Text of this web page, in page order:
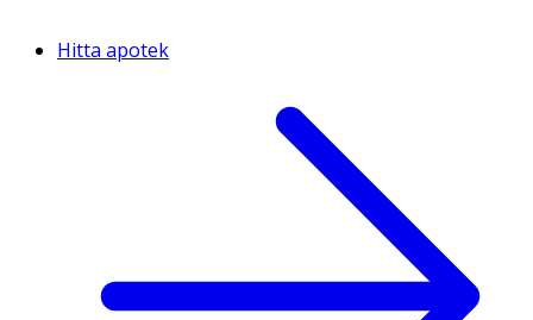
Hitta apotek